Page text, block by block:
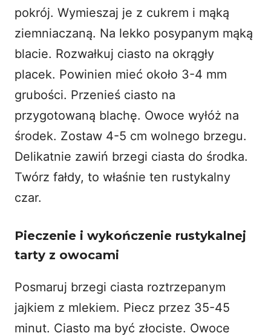
pokrój. Wymieszaj je z cukrem i mąką
ziemniaczaną. Na lekko posypanym mąką
blacie. Rozwałkuj ciasto na okrągły
placek. Powinien mieć około 3-4 mm
grubości. Przenieś ciasto na
przygotowaną blachę. Owoce wyłóż na
środek. Zostaw 4-5 cm wolnego brzegu.
Delikatnie zawiń brzegi ciasta do środka.
Twórz fałdy, to właśnie ten rustykalny
czar.
Pieczenie i wykończenie rustykalnej
tarty z owocami
Posmaruj brzegi ciasta roztrzepanym
jajkiem z mlekiem. Piecz przez 35-45
minut. Ciasto ma być złociste. Owoce